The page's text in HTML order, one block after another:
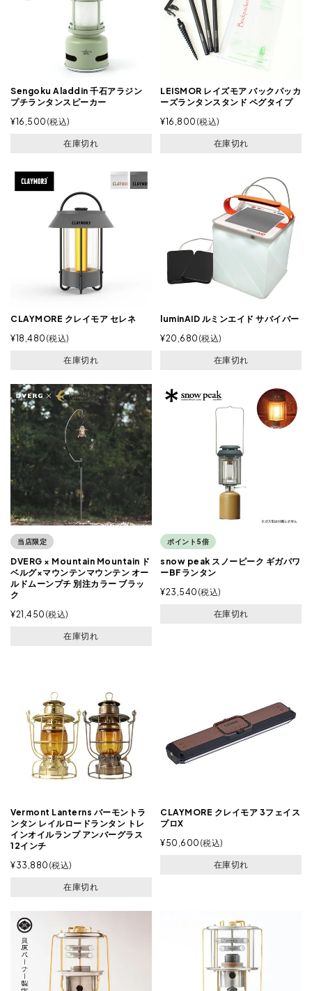
Sengoku Aladdin 千石アラジン
プチランタンスピーカー
¥16,500 税込
在庫切れ
LEISMOR レイズモア バックパッカ
ーズランタンスタンド ペグタイプ
¥16,800 税込
在庫切れ
CLAYMORE クレイモア セレネ
¥18,480 税込
在庫切れ
luminAID ルミンエイド サバイバー
¥20,680 税込
在庫切れ
当店限定
DVERG × Mountain Mountain ド
ベルグ×マウンテンマウンテン オー
ルドムーンプチ 別注カラー ブラッ
ク
¥21,450 税込
在庫切れ
ポイント5倍
snow peak スノーピーク ギガパワ
ーBFランタン
¥23,540 税込
在庫切れ
Vermont Lanterns バーモントラ
ンタン レイルロードランタン トレ
インオイルランプ アンバーグラス
12インチ
¥33,880 税込
在庫切れ
CLAYMORE クレイモア 3フェイス
プロX
¥50,600 税込
在庫切れ